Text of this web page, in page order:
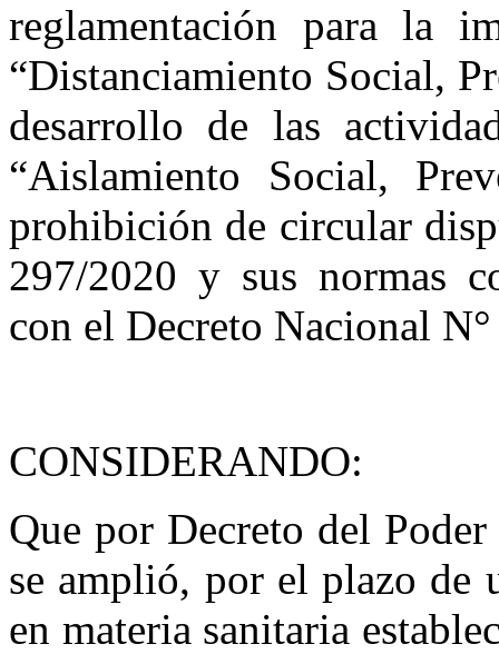
reglamentación para la
“Distanciamiento Social,
desarrollo de las
“Aislamiento Social,
prohibición de circular
297/2020 y sus normas
con el Decreto Nacional
CONSIDERANDO:
Que por Decreto del
se amplió, por el plazo de
en materia sanitaria